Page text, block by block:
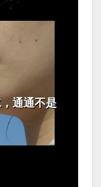
通通不是